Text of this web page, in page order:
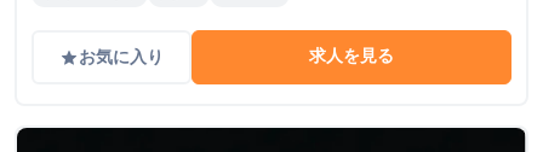
gradeお気に入り 求人を見る